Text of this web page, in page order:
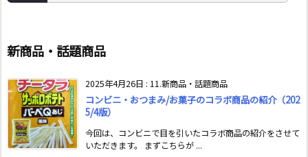
新商品・話題商品
2025年4月26日 : 11.新商品・話題商品
コンビニ・おつまみ/お菓子のコラボ商品の紹介（202
5/4版）
今回は、コンビニで目を引いたコラボ商品の紹介をさせて
いただきます。 まずこちらが ...